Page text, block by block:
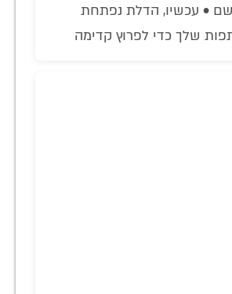
• עכשיו, הדלת נפתחת
שלך כדי לפרוץ קדימה